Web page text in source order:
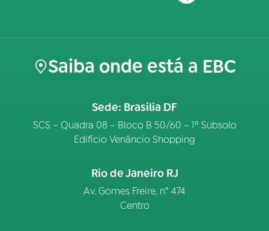
Saiba onde está a EBC
Sede: Brasília DF
SCS – Quadra 08 – Bloco B 50/60 – 1º Subsolo
Edifício Venâncio Shopping
Rio de Janeiro RJ
Av. Gomes Freire, n° 474
Centro